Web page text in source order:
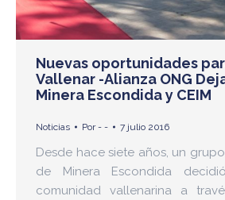
Nuevas oportunidades
Vallenar -Alianza ONG
Minera Escondida y CEIM
Noticias Por- - 7 julio 2016
Desde hace siete años, un
de Minera Escondida
comunidad vallenarina a